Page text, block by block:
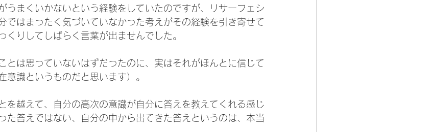
うまくいかないという経験をしていたのですが、リサーフェシ
ではまったく気づいていなかった考えがその経験を引き寄せて
くりしてしばらく言葉が出ませんでした。
とは思っていないはずだったのに、実はそれがほんとに信じて
意識というものだと思います）。
を越えて、自分の高次の意識が自分に答えを教えてくれる感じ
た答えではない、自分の中から出てきた答えというのは、本当